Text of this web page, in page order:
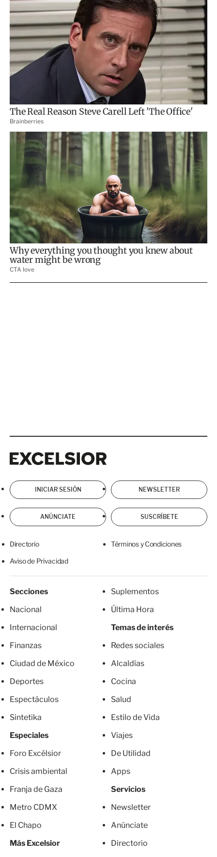
INICIAR SESIÓN NEWSLETTER
ANÚNCIATE SUSCRÍBETE
Directorio Términos y Condiciones
Aviso de Privacidad
Secciones
Nacional
Internacional
Finanzas
Ciudad de México
Deportes
Espectáculos
Sintetika
Especiales
Foro Excélsior
Crisis ambiental
Franja de Gaza
Metro CDMX
El Chapo
Más Excelsior
Suplementos
Última Hora
Temas de interés
Redes sociales
Alcaldías
Cocina
Salud
Estilo de Vida
Viajes
De Utilidad
Apps
Servicios
Newsletter
Anúnciate
Directorio